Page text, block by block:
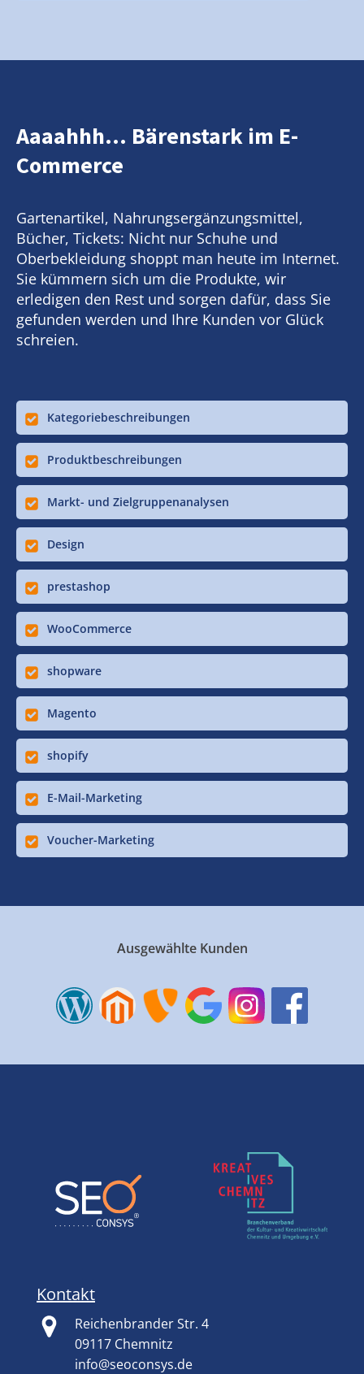
Aaaahhh... Bärenstark im E-
Commerce
Gartenartikel, Nahrungsergänzungsmittel,
Bücher, Tickets: Nicht nur Schuhe und
Oberbekleidung shoppt man heute im Internet.
Sie kümmern sich um die Produkte, wir
erledigen den Rest und sorgen dafür, dass Sie
gefunden werden und Ihre Kunden vor Glück
schreien.
Kategoriebeschreibungen
Produktbeschreibungen
Markt- und Zielgruppenanalysen
Design
prestashop
WooCommerce
shopware
Magento
shopify
E-Mail-Marketing
Voucher-Marketing
Ausgewählte Kunden
Kontakt
Reichenbrander Str. 4
09117 Chemnitz
info@seoconsys.de